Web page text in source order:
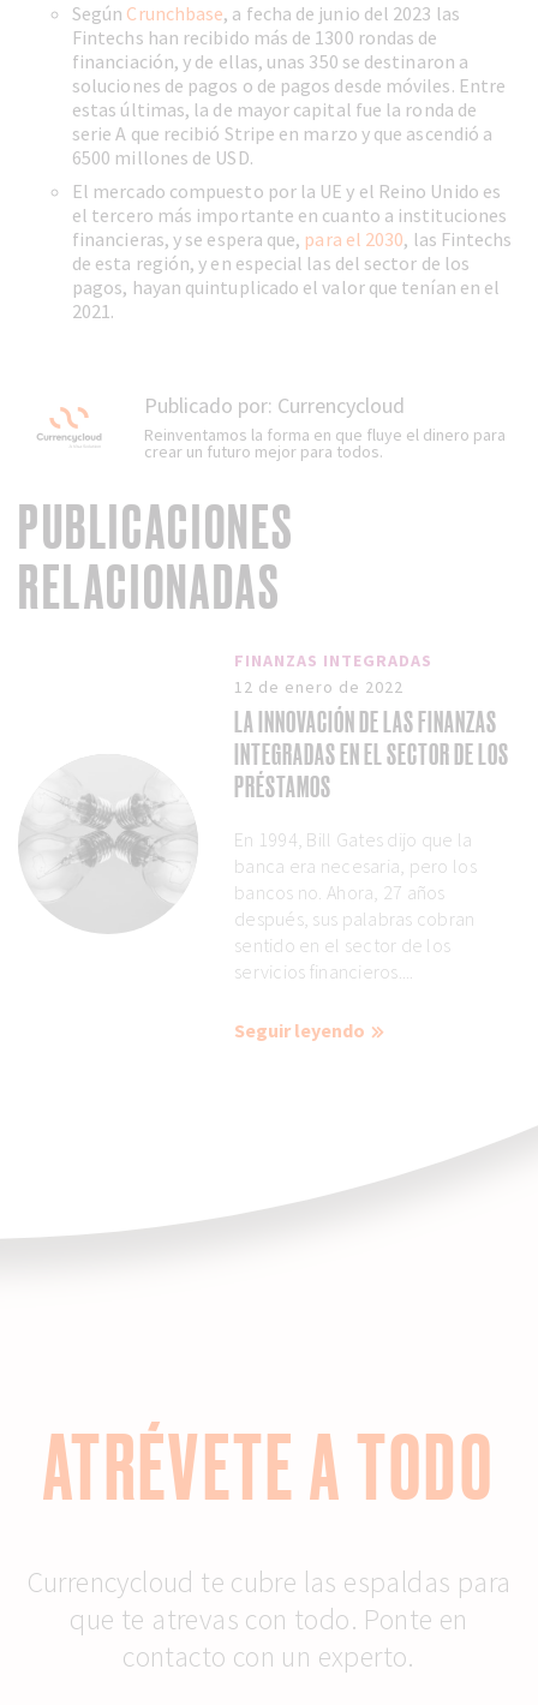
Según Crunchbase, a fecha de junio del 2023 las
Fintechs han recibido más de 1300 rondas de
financiación, y de ellas, unas 350 se destinaron a
soluciones de pagos o de pagos desde móviles. Entre
estas últimas, la de mayor capital fue la ronda de
serie A que recibió Stripe en marzo y que ascendió a
6500 millones de USD.
El mercado compuesto por la UE y el Reino Unido es
el tercero más importante en cuanto a instituciones
financieras, y se espera que, para el 2030, las Fintechs
de esta región, y en especial las del sector de los
pagos, hayan quintuplicado el valor que tenían en el
2021.
Publicado por: Currencycloud
Reinventamos la forma en que fluye el dinero para
crear un futuro mejor para todos.
PUBLICACIONES
RELACIONADAS
FINANZAS INTEGRADAS
12 de enero de 2022
LA INNOVACIÓN DE LAS FINANZAS
INTEGRADAS EN EL SECTOR DE LOS
PRÉSTAMOS
En 1994, Bill Gates dijo que la
banca era necesaria, pero los
bancos no. Ahora, 27 años
después, sus palabras cobran
sentido en el sector de los
servicios financieros....
Seguir leyendo
ATRÉVETE A TODO
Currencycloud te cubre las espaldas para
que te atrevas con todo. Ponte en
contacto con un experto.